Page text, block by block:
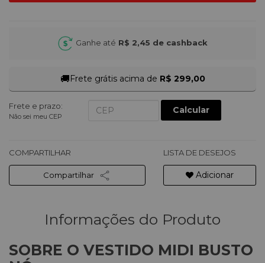
Ganhe até R$ 2,45 de cashback
🚚Frete grátis acima de R$ 299,00
Frete e prazo:
Não sei meu CEP
Calcular
COMPARTILHAR
Compartilhar
LISTA DE DESEJOS
Adicionar
Informações do Produto
SOBRE O VESTIDO MIDI BUSTO